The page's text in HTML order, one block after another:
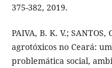
375-382, 2019.
PAIVA, B. K. V.;
agrotóxicos no Ceará:
problemática social,